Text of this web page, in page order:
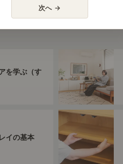
を学ぶ（す
イの基本
次へ →